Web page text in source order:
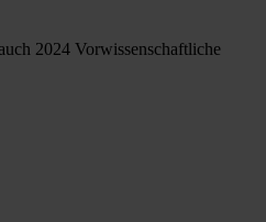
2024 Vorwissenschaftliche